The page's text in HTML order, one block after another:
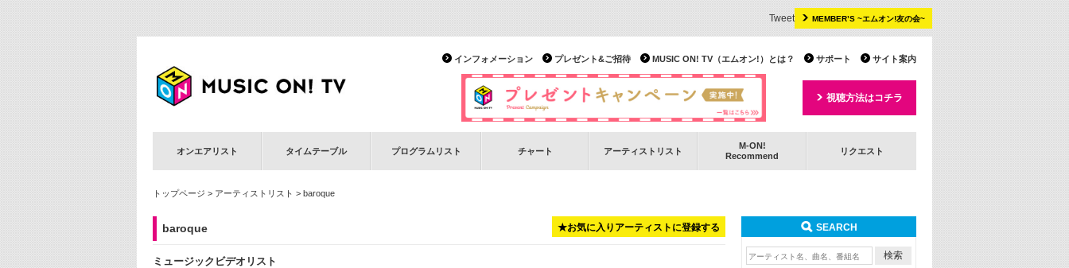
MEMBER’S ~エムオン!友の会~
Tweet
サイト案内
サポート
MUSIC ON! TV（エムオン!）とは？
プレゼント&ご招待
インフォメーション
視聴方法はコチラ
オンエアリスト タイムテーブル プログラムリスト チャート アーティストリスト
M-ON!
Recommend
リクエスト
トップページ > アーティストリスト > baroque
★お気に入りアーティストに登録する
baroque
ミュージックビデオリスト
SEARCH